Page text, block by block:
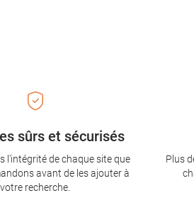
sûrs et sécurisés
l'intégrité de chaque site que
avant de les ajouter à
votre recherche.
Plus